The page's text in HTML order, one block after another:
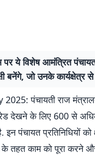
पर ये विशेष आमंत्रित
बनेंगे, जो उनके कार्यक्षेत्र
पंचायती राज
देखने के लिए 600 से
इन पंचायत प्रतिनिधियों
तहत काम को पूरा करने